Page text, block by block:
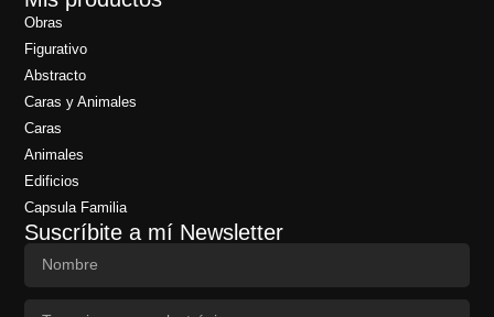
Obras
Figurativo
Abstracto
Caras y Animales
Caras
Animales
Edificios
Capsula Familia
Suscríbite a mí Newsletter